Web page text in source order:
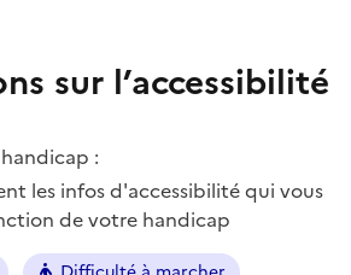
sur l’accessibilité
:
les infos d'accessibilité qui vous
de votre handicap